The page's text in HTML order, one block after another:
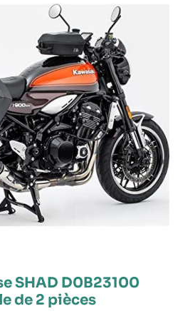
SHAD D0B23100
de 2 pièces